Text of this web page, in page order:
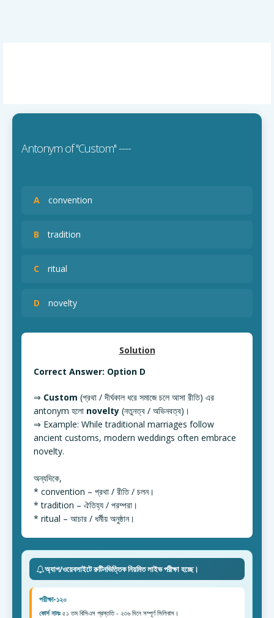
Antonym of ''Custom'' ----
A convention
B tradition
C ritual
D novelty
Solution
Correct Answer: Option D
⇒ Custom (প্রথা / দীর্ঘকাল ধরে সমাজে চলে আসা রীতি) এর
antonym হলো novelty (নতুনত্ব / অভিনবত্ব)।
⇒ Example: While traditional marriages follow
ancient customs, modern weddings often embrace
novelty.
অন্যদিকে,
* convention – প্রথা / রীতি / চলন।
* tradition – ঐতিহ্য / পরম্পরা।
* ritual – আচার / ধর্মীয় অনুষ্ঠান।
অ্যাপ/ওয়েবসাইটে রুটিনভিত্তিক নিয়মিত লাইভ পরীক্ষা হচ্ছে।
পরীক্ষা-১২০
কোর্স নামঃ ৫১ তম বিসিএস প্রস্ততি - ২৩৬ দিনে সম্পূর্ণ সিলিবাস।